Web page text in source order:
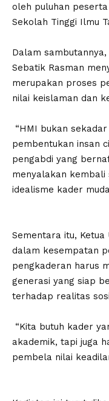
oleh puluhan
Sekolah Tinggi Ilmu
‎Dalam
Sebatik Rasman
merupakan proses
nilai keislaman dan
“HMI bukan
pembentukan insan
pengabdi yang
menyalakan kembali
idealisme kader
‎Sementara itu, Ketua
dalam kesempatan
pengkaderan harus
generasi yang siap
terhadap realitas
“Kita butuh kader
akademik, tapi juga
pembela nilai